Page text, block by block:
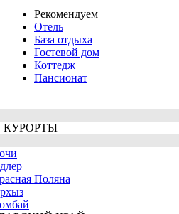
Рекомендуем
Отель
База отдыха
Гостевой дом
Коттедж
Пансионат
КУРОРТЫ
Поляна